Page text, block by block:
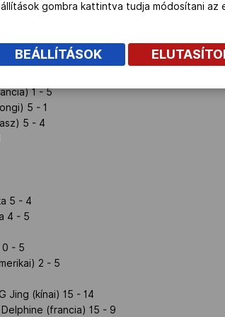
1 - 5
5 - 1
5 - 4
5 - 4
4 - 5
0 - 5
2 - 5
Jing (kínai) 15 - 14
(francia) 15 - 9
gombra kattintva tudja módosítani
BEÁLLÍTÁSOK